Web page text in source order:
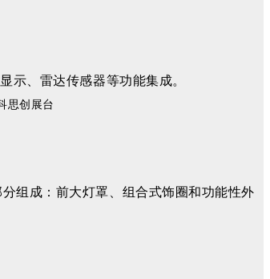
示、雷达传感器等功能集成。
思创展台
组成：前大灯罩、组合式饰圈和功能性外